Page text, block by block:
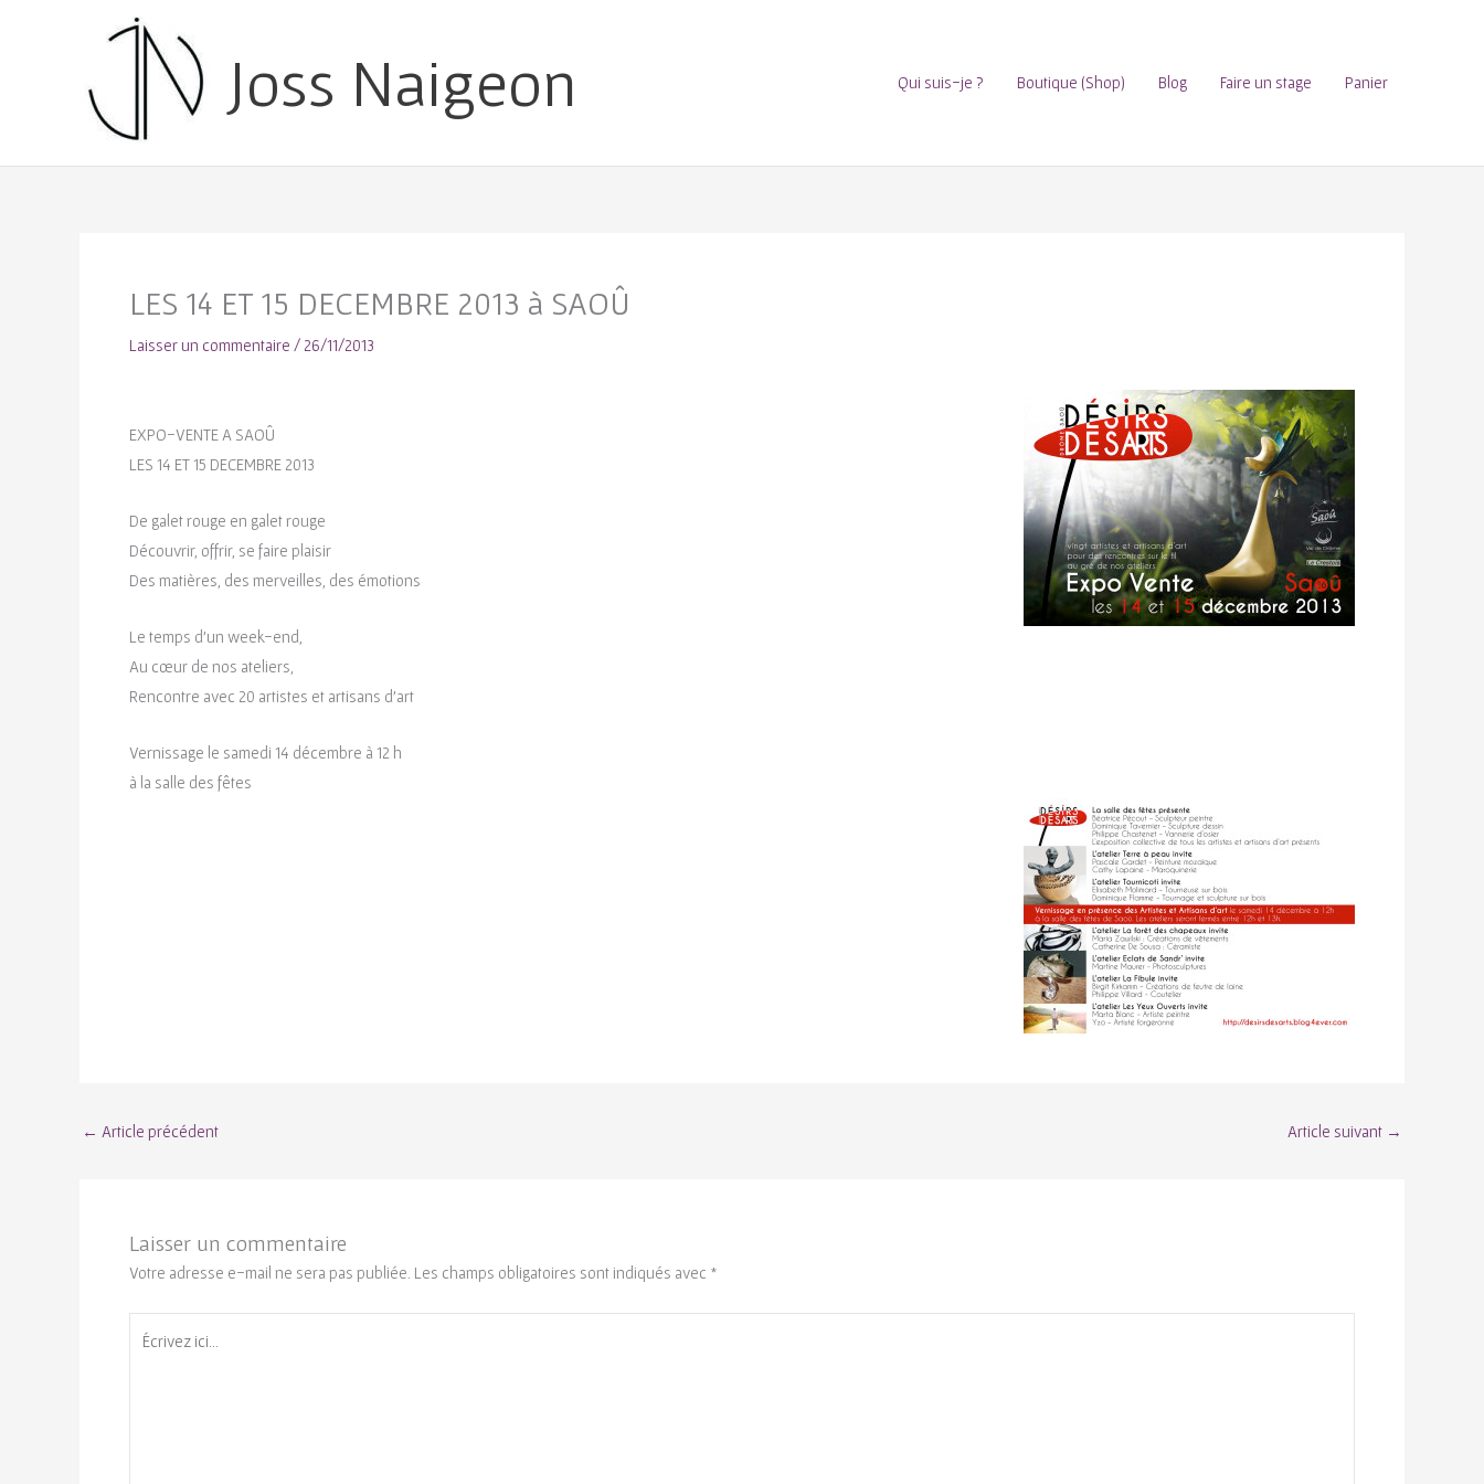
Joss Naigeon Qui suis-je ? Boutique (Shop) Blog Faire un stage Panier
LES 14 ET 15 DECEMBRE 2013 à SAOÛ
Laisser un commentaire / 26/11/2013
EXPO-VENTE A SAOÛ
LES 14 ET 15 DECEMBRE 2013
De galet rouge en galet rouge
Découvrir, offrir, se faire plaisir
Des matières, des merveilles, des émotions
Le temps d’un week-end,
Au cœur de nos ateliers,
Rencontre avec 20 artistes et artisans d’art
Vernissage le samedi 14 décembre à 12 h
à la salle des fêtes
← Article précédent Article suivant →
Laisser un commentaire
Votre adresse e-mail ne sera pas publiée. Les champs obligatoires sont indiqués avec *